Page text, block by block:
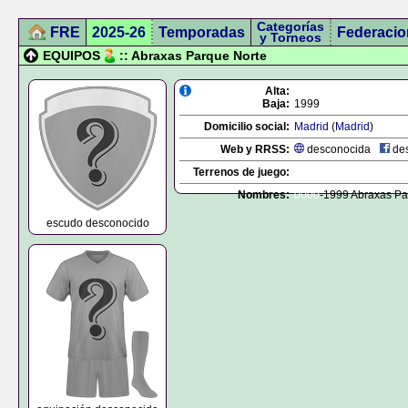
FRE 2025-26 Temporadas Categorías
y Torneos
EQUIPOS :: Abraxas Parque Norte
escudo desconocido
Alta:
Baja: 1999
Domicilio social: Madrid (Madrid)
Web y RRSS:
desconocida
Terrenos de juego:
Nombres: 0000-1999 Abraxas